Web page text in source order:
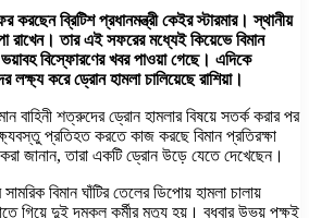
করছেন ব্রিটিশ প্রধানমন্ত্রী কেইর স্টারমার। স্থানীয়
রাখেন। তার এই সফরের মধ্যেই কিয়েভে বিমান
বিস্ফোরণের খবর পাওয়া গেছে। এদিকে
লক্ষ্য করে ড্রোন হামলা চালিয়েছে রাশিয়া।
বাহিনী শত্রুদের ড্রোন হামলার বিষয়ে সতর্ক করার পর
প্রতিহত করতে কাজ করছে বিমান প্রতিরক্ষা
জানান, তারা একটি ড্রোন উড়ে যেতে দেখেছেন।
বিমান ঘাঁটির তেলের ডিপোয় হামলা চালায়
গিয়ে দুই দমকল কর্মীর মৃত্যু হয়। বুধবার উভয় পক্ষই